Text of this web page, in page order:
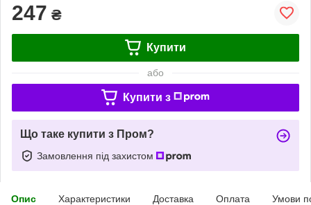
247 ₴
Купити
або
Купити з
Що таке купити з Пром?
Замовлення під захистом
Опис Характеристики Доставка Оплата Умови